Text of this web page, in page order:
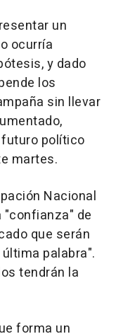
un
ocurría
y dado
los
sin llevar
político
martes.
Nacional
"confianza" de
que serán
palabra".
tendrán la
forma un